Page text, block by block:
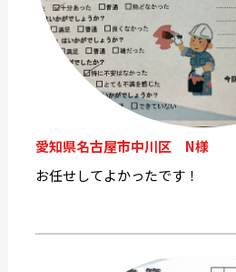
愛知県名古屋市中川区 N様
お任せしてよかったです！